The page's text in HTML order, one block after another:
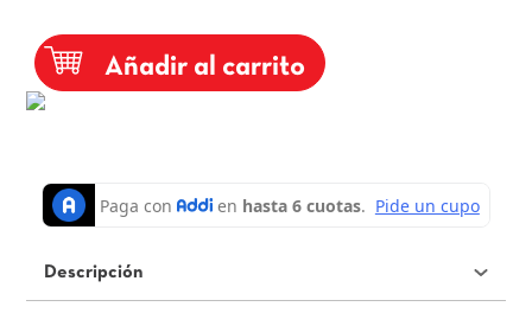
Añadir al carrito
Descripción